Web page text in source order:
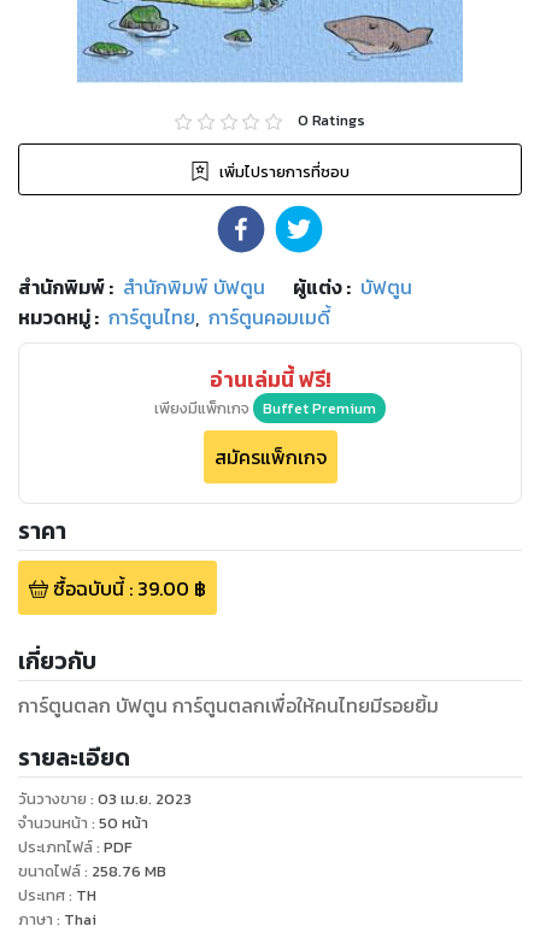
0 Ratings
เพิ่มไปรายการที่ชอบ
สำนักพิมพ์: สำนักพิมพ์ บัฟตูน ผู้แต่ง : บัฟตูน
หมวดหมู่: การ์ตูนไทย, การ์ตูนคอมเมดี้
อ่านเล่มนี้ ฟรี!
เพียงมีแพ็กเกจ Buffet Premium
สมัครแพ็กเกจ
ราคา
ซื้อฉบับนี้: 39.00 ฿
เกี่ยวกับ
การ์ตูนตลก บัฟตูน การ์ตูนตลกเพื่อให้คนไทยมีรอยยิ้ม
รายละเอียด
วันวางขาย : 03 เม.ย. 2023
จำนวนหน้า : 50 หน้า
ประเภทไฟล์: PDF
ขนาดไฟล์: 258.76 MB
ประเทศ: TH
ภาษา : Thai